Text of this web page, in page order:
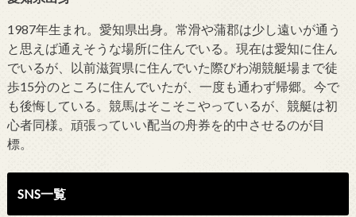
1987年生まれ。愛知県出身。常滑や蒲郡は少し遠いが通う
と思えば通えそうな場所に住んでいる。現在は愛知に住ん
でいるが、以前滋賀県に住んでいた際びわ湖競艇場まで徒
歩15分のところに住んでいたが、一度も通わず帰郷。今で
も後悔している。競馬はそこそこやっているが、競艇は初
心者同様。頑張っていい配当の舟券を的中させるのが目
標。
SNS一覧